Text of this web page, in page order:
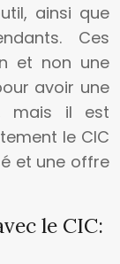
ainsi que
Ces
et non une
avoir une
mais il est
le CIC
et une offre
le CIC: